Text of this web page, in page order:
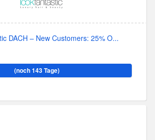
DACH – New Customers: 25% O...
(noch 143 Tage)